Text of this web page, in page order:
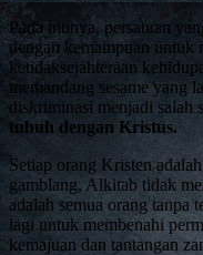
Pada intinya, persatuan
dengan kemampuan untuk
ketidaksejahteraan
memandang sesame yang
diskriminasi menjadi salah
tubuh dengan Kristus.
Setiap orang Kristen
gamblang, Alkitab tidak
adalah semua orang
lagi untuk membenahi
kemajuan dan tantangan